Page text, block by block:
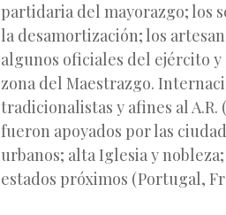
partidaria del mayorazgo; los
la desamortización; los
algunos oficiales del ejército y
zona del Maestrazgo.
tradicionalistas y afines al A.R.
fueron apoyados por las
urbanos; alta Iglesia y
estados próximos (Portugal,